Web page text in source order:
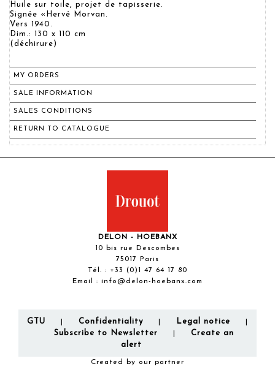
Huile sur toile, projet de tapisserie.
Signée «Hervé Morvan.
Vers 1940.
Dim.: 130 x 110 cm
(déchirure)
MY ORDERS
SALE INFORMATION
SALES CONDITIONS
RETURN TO CATALOGUE
DELON - HOEBANX
10 bis rue Descombes
75017 Paris
Tél. : +33 (0)1 47 64 17 80
Email : info@delon-hoebanx.com
GTU Confidentiality Legal notice
Subscribe to Newsletter
Create an
alert
Created by our partner